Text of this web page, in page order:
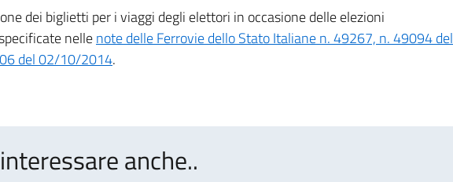
dei biglietti per i viaggi degli elettori in occasione delle elezioni
nellenote delle Ferrovie dello Stato Italiane n. 49267, n. 49094 del
del 02/10/2014.
anche..